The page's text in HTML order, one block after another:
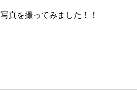
写真を撮ってみました！！